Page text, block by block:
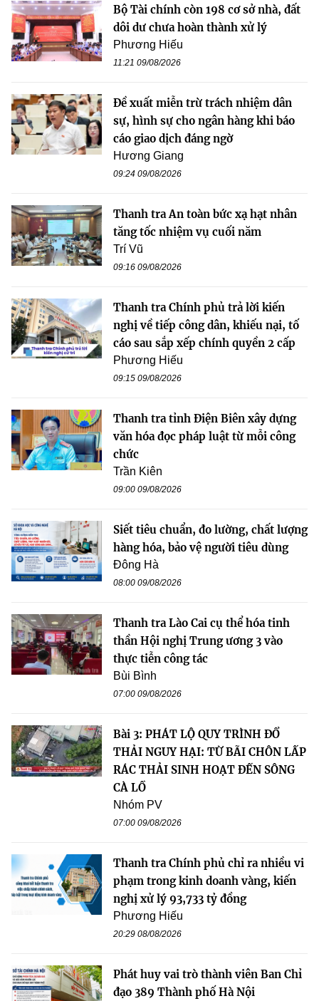
Bộ Tài chính còn 198 cơ sở nhà, đất
dôi dư chưa hoàn thành xử lý
Phương Hiếu
11:21 09/08/2026
Đề xuất miễn trừ trách nhiệm dân
sự, hình sự cho ngân hàng khi báo
cáo giao dịch đáng ngờ
Hương Giang
09:24 09/08/2026
Thanh tra An toàn bức xạ hạt nhân
tăng tốc nhiệm vụ cuối năm
Trí Vũ
09:16 09/08/2026
Thanh tra Chính phủ trả lời kiến
nghị về tiếp công dân, khiếu nại, tố
cáo sau sắp xếp chính quyền 2 cấp
Phương Hiếu
09:15 09/08/2026
Thanh tra tỉnh Điện Biên xây dựng
văn hóa đọc pháp luật từ mỗi công
chức
Trần Kiên
09:00 09/08/2026
Siết tiêu chuẩn, đo lường, chất lượng
hàng hóa, bảo vệ người tiêu dùng
Đông Hà
08:00 09/08/2026
Thanh tra Lào Cai cụ thể hóa tinh
thần Hội nghị Trung ương 3 vào
thực tiễn công tác
Bùi Bình
07:00 09/08/2026
Bài 3: PHÁT LỘ QUY TRÌNH ĐỔ
THẢI NGUY HẠI: TỪ BÃI CHÔN LẤP
RÁC THẢI SINH HOẠT ĐẾN SÔNG
CÀ LỒ
Nhóm PV
07:00 09/08/2026
Thanh tra Chính phủ chỉ ra nhiều vi
phạm trong kinh doanh vàng, kiến
nghị xử lý 93,733 tỷ đồng
Phương Hiếu
20:29 08/08/2026
Phát huy vai trò thành viên Ban Chỉ
đạo 389 Thành phố Hà Nội